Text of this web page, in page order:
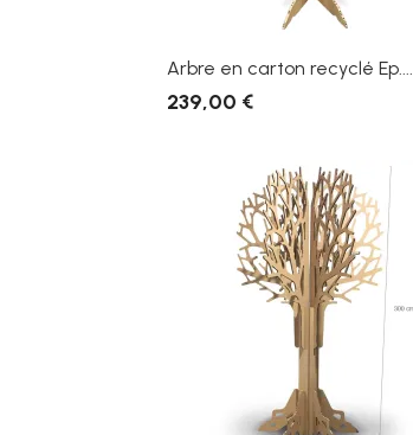
Arbre en carton recyclé Ep....
239,00 €